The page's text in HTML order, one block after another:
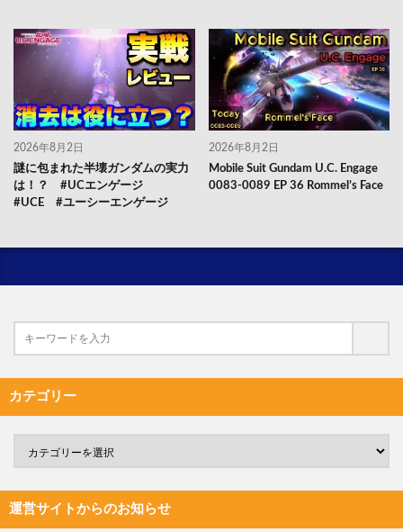
2026年8月2日
謎に包まれた半壊ガンダムの実力
は！？ #UCエンゲージ
#UCE #ユーシーエンゲージ
2026年8月2日
Mobile Suit Gundam U.C. Engage
0083-0089 EP 36 Rommel’s Face
カテゴリー
運営サイトからのお知らせ